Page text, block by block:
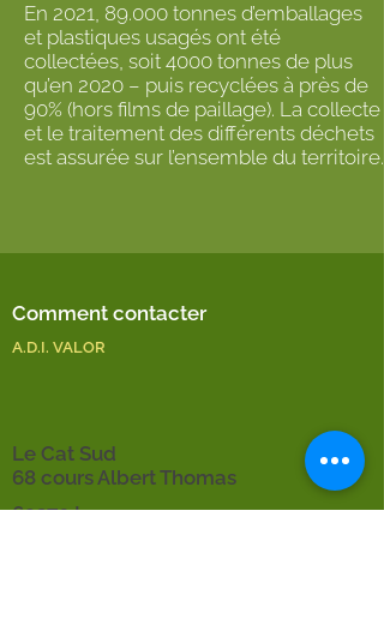
En 2021, 89.000 tonnes d’emballages
et plastiques usagés ont été
collectées, soit 4000 tonnes de plus
qu’en 2020 – puis recyclées à près de
90% (hors films de paillage). La collecte
et le traitement des différents déchets
est assurée sur l’ensemble du territoire.
Comment contacter
A.D.I. VALOR
Le Cat Sud
68 cours Albert Thomas
69370 Lyon